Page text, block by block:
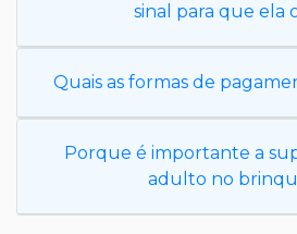
sinal para que ela
Quais as formas de
Porque é importante a
adulto no